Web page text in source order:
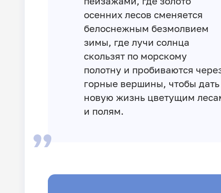
осенних лесов сменяется
белоснежным безмолвием
зимы, где лучи солнца
скользят по морскому
полотну и пробиваются
горные вершины, чтобы дать
новую жизнь цветущим
и полям.